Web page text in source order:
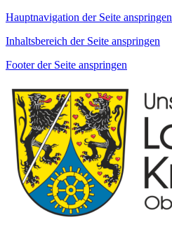
Hauptnavigation der Seite anspringen
Inhaltsbereich der Seite anspringen
Footer der Seite anspringen